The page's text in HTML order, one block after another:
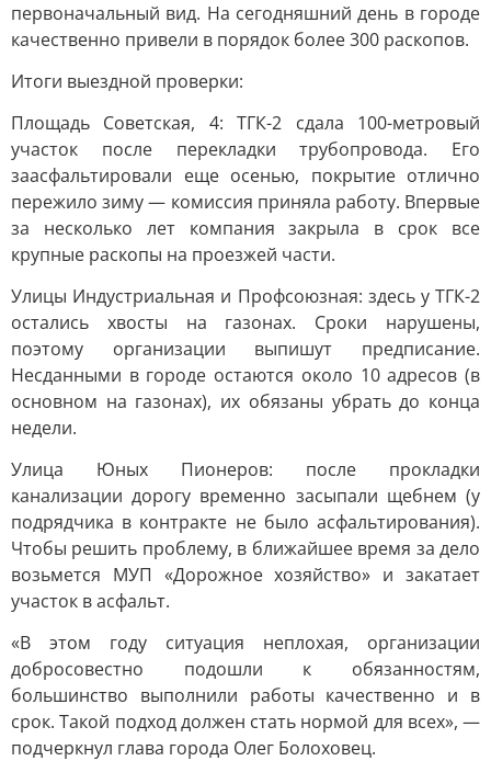
первоначальный вид. На сегодняшний день в городе
качественно привели в порядок более 300 раскопов.
Итоги выездной проверки:
Площадь Советская, 4: ТГК-2 сдала 100-метровый
участок после перекладки трубопровода. Его
заасфальтировали еще осенью, покрытие отлично
пережило зиму — комиссия приняла работу. Впервые
за несколько лет компания закрыла в срок все
крупные раскопы на проезжей части.
Улицы Индустриальная и Профсоюзная: здесь у ТГК-2
остались хвосты на газонах. Сроки нарушены,
поэтому организации выпишут предписание.
Несданными в городе остаются около 10 адресов (в
основном на газонах), их обязаны убрать до конца
недели.
Улица Юных Пионеров: после прокладки
канализации дорогу временно засыпали щебнем (у
подрядчика в контракте не было асфальтирования).
Чтобы решить проблему, в ближайшее время за дело
возьмется МУП «Дорожное хозяйство» и закатает
участок в асфальт.
«В этом году ситуация неплохая, организации
добросовестно подошли к обязанностям,
большинство выполнили работы качественно и в
срок. Такой подход должен стать нормой для всех», —
подчеркнул глава города Олег Болоховец.